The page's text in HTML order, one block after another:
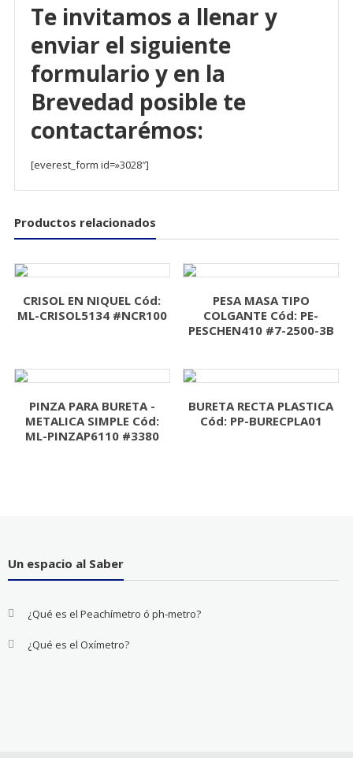
Te invitamos a llenar y
enviar el siguiente
formulario y en la
Brevedad posible te
contactarémos:
[everest_form id=»3028″]
Productos relacionados
CRISOL EN NIQUEL Cód:
ML-CRISOL5134 #NCR100
PESA MASA TIPO
COLGANTE Cód: PE-
PESCHEN410 #7-2500-3B
PINZA PARA BURETA -
METALICA SIMPLE Cód:
ML-PINZAP6110 #3380
BURETA RECTA PLASTICA
Cód: PP-BURECPLA01
Un espacio al Saber
¿Qué es el Peachímetro ó ph-metro?
¿Qué es el Oxímetro?